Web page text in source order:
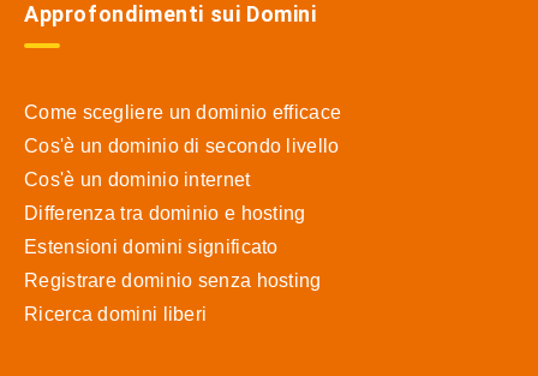
Approfondimenti sui Domini
Come scegliere un dominio efficace
Cos'è un dominio di secondo livello
Cos'è un dominio internet
Differenza tra dominio e hosting
Estensioni domini significato
Registrare dominio senza hosting
Ricerca domini liberi